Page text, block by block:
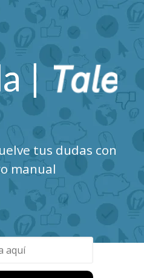
Centro de
tus dudas con
manual